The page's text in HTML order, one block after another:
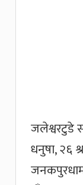
जलेश्वरटुडे
धनुषा, २६